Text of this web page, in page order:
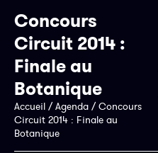
Concours
Circuit 2014 :
Finale au
Botanique
Accueil /Agenda /Concours
Circuit 2014 : Finale au
Botanique